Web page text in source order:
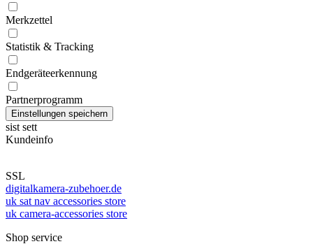
Merkzettel
Statistik & Tracking
Endgeräteerkennung
Partnerprogramm
sist sett
Kundeinfo
SSL
digitalkamera-zubehoer.de
uk sat nav accessories store
uk camera-accessories store
Shop service